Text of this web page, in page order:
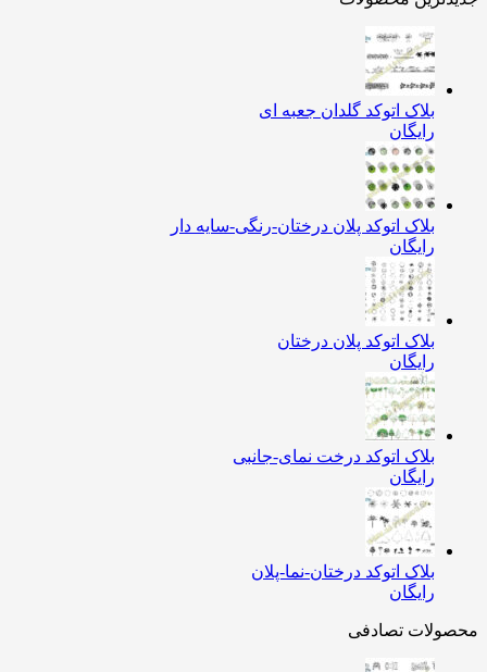
بلاک اتوکد گلدان جعبه ای
رایگان
بلاک اتوکد پلان درختان-رنگی-سایه دار
رایگان
بلاک اتوکد پلان درختان
رایگان
بلاک اتوکد درخت نمای-جانبی
رایگان
بلاک اتوکد درختان-نما-پلان
رایگان
تصادفی